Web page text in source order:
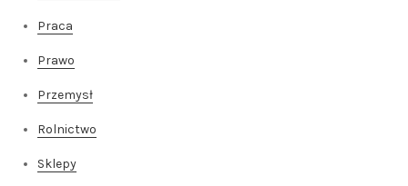
Praca
Prawo
Przemysł
Rolnictwo
Sklepy